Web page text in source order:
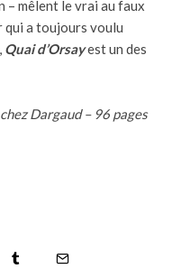
– mêlent le vrai au faux
a toujours voulu
Quai d’Orsayest un des
Dargaud – 96 pages